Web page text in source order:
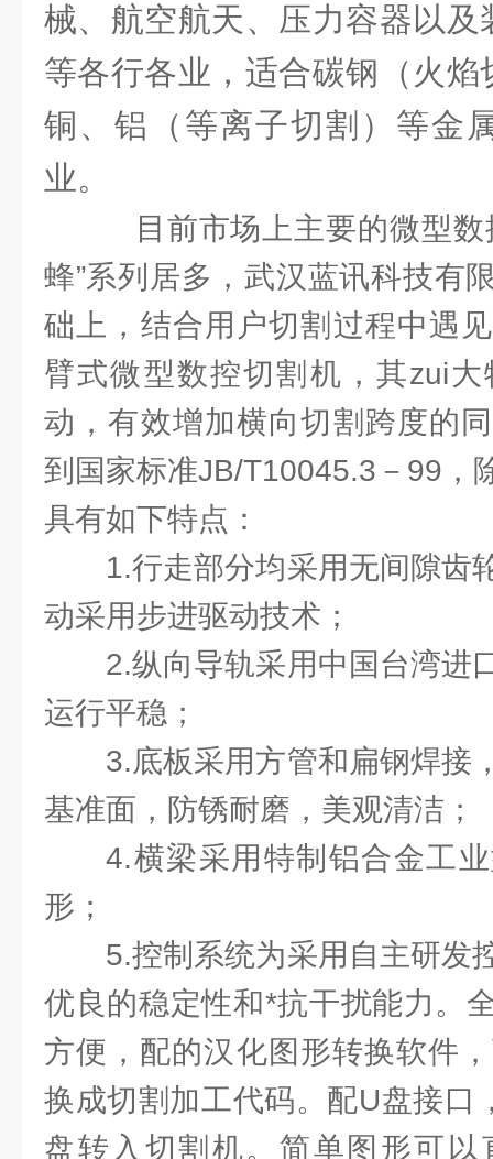
械、航空航天、压力容器以
等各行各业，适合碳钢（火
铜、铝（等离子切割）等金
业。
目前市场上主要的微型数
蜂”系列居多，武汉蓝讯科技有
础上，结合用户切割过程中遇
臂式微型数控切割机，其zui
动，有效增加横向切割跨度的
到国家标准JB/T10045.3－99，
具有如下特点：
1.行走部分均采用无间隙齿
动采用步进驱动技术；
2.纵向导轨采用中国台湾进
运行平稳；
3.底板采用方管和扁钢焊接
基准面，防锈耐磨，美观清洁；
4.横梁采用特制铝合金工
形；
5.控制系统为采用自主研发
优良的稳定性和*抗干扰能力。
方便，配的汉化图形转换软件
换成切割加工代码。配U盘接口
盘转入切割机。简单图形可